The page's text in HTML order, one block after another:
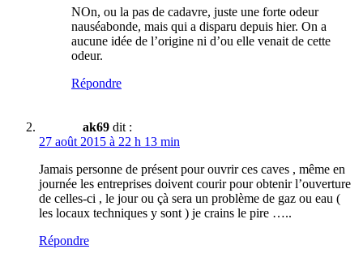
NOn, ou la pas de cadavre, juste une forte odeur
nauséabonde, mais qui a disparu depuis hier. On a
aucune idée de l’origine ni d’ou elle venait de cette
odeur.
Répondre
ak69 dit :
27 août 2015 à 22 h 13 min
Jamais personne de présent pour ouvrir ces caves , même en
journée les entreprises doivent courir pour obtenir l’ouverture
de celles-ci , le jour ou çà sera un problème de gaz ou eau (
les locaux techniques y sont ) je crains le pire …..
Répondre